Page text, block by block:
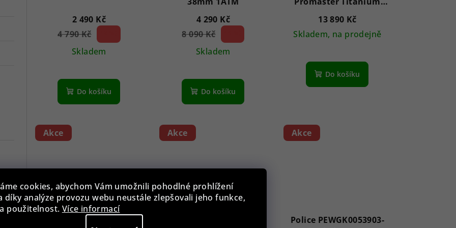
cookies, abychom Vám umožnili pohodlné prohlížení
díky analýze provozu webu neustále zlepšovali jeho funkce,
použitelnost. Více informací
2 490 Kč
4 790 Kč
Skladem
Do košíku
4 290 Kč
8 090 Kč
Skladem
Do košíku
Autom. 41mm
13 890 Kč
Skladem, na prodejně
Do košíku
Akce
Boccia 3279-07 Ladies
Akce Akce
Police PEWGK0053903-